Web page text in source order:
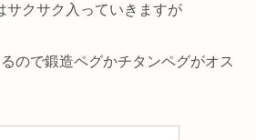
サクサク入っていきますが
ので鍛造ペグかチタンペグがオス